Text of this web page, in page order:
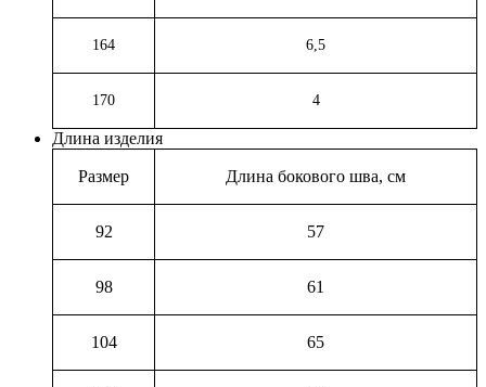
164 6,5
170 4
Длина изделия
Размер Длина бокового шва, см
92 57
98 61
104 65